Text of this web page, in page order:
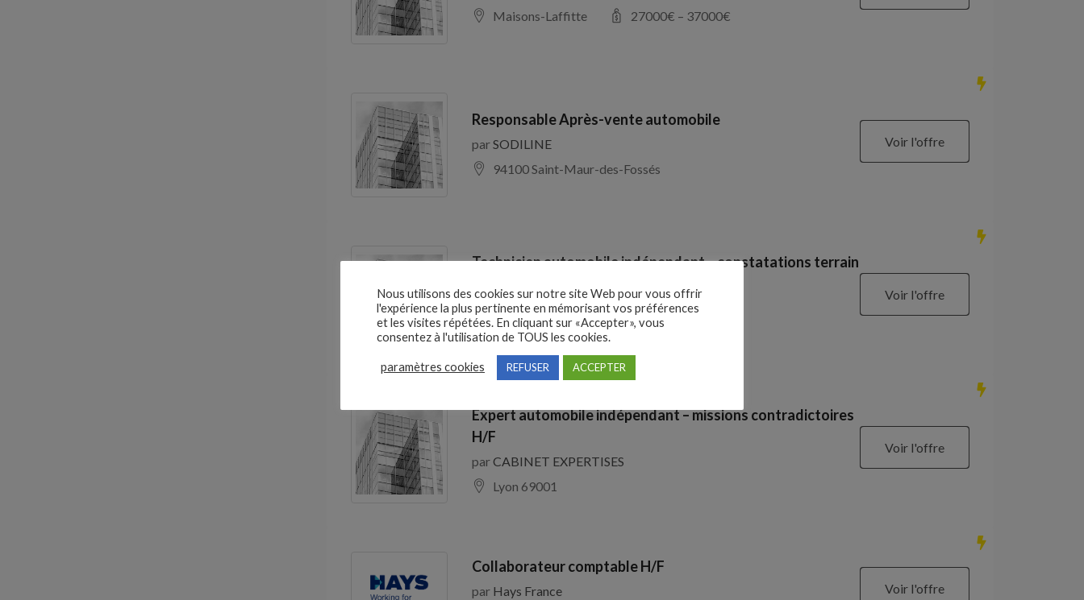
Maisons-Laffitte
27000€ – 37000€
Responsable Après-vente automobile
parSODILINE
94100 Saint-Maur-des-Fossés
Voir l'offre
Technicien automobile indépendant – constatations terrain
parCABINET EXPERTISES
Lyon 69001
Voir l'offre
Expert automobile indépendant – missions contradictoires
H/F
parCABINET EXPERTISES
Lyon 69001
Voir l'offre
Collaborateur comptable H/F
par Hays France
Voir l'offre
Nous utilisons des cookies sur notre site Web pour vous offrir
l'expérience la plus pertinente en mémorisant vos préférences
et les visites répétées. En cliquant sur «Accepter», vous
consentez à l'utilisation de TOUS les cookies.
paramètres cookies REFUSER ACCEPTER